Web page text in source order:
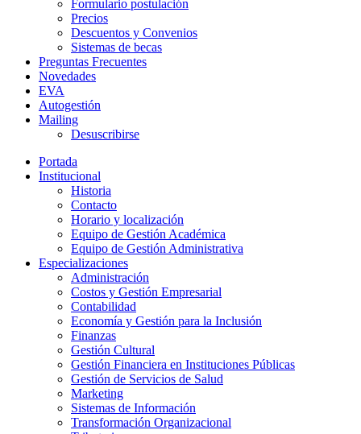
Formulario postulación
Precios
Descuentos y Convenios
Sistemas de becas
Preguntas Frecuentes
Novedades
EVA
Autogestión
Mailing
Desuscribirse
Portada
Institucional
Historia
Contacto
Horario y localización
Equipo de Gestión Académica
Equipo de Gestión Administrativa
Especializaciones
Administración
Costos y Gestión Empresarial
Contabilidad
Economía y Gestión para la Inclusión
Finanzas
Gestión Cultural
Gestión Financiera en Instituciones Públicas
Gestión de Servicios de Salud
Marketing
Sistemas de Información
Transformación Organizacional